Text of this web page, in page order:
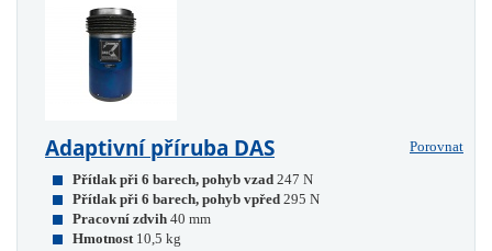
Adaptivní příruba DAS
Porovnat
Přítlak při 6 barech, pohyb vzad 247 N
Přítlak při 6 barech, pohyb vpřed 295 N
Pracovní zdvih 40 mm
Hmotnost 10,5 kg